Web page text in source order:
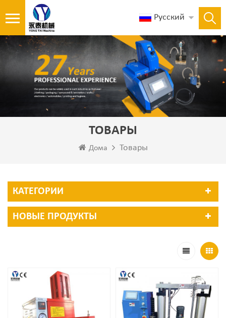
Русский
ТОВАРЫ
Дома Товары
КАТЕГОРИИ
НОВЫЕ ПРОДУКТЫ